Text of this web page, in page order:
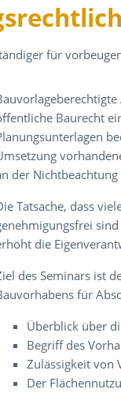
für
den
Baurecht
der
Tatsache, dass
die
des Seminars ist
für
Überblick über
Begriff des
Zulässigkeit von
Der